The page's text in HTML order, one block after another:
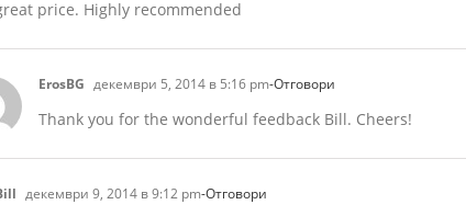
price. Highly recommended
ErosBG декември 5, 2014 в 5:16 pm-Отговори
Thank you for the wonderful feedback Bill. Cheers!
декември 9, 2014 в 9:12 pm-Отговори